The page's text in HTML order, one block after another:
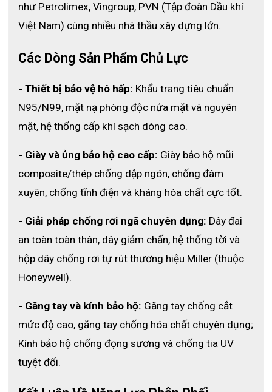
như Petrolimex, Vingroup, PVN (Tập đoàn Dầu khí
Việt Nam) cùng nhiều nhà thầu xây dựng lớn.
Các Dòng Sản Phẩm Chủ Lực
- Thiết bị bảo vệ hô hấp: Khẩu trang tiêu chuẩn
N95/N99, mặt nạ phòng độc nửa mặt và nguyên
mặt, hệ thống cấp khí sạch dòng cao.
- Giày và ủng bảo hộ cao cấp: Giày bảo hộ mũi
composite/thép chống dập ngón, chống đâm
xuyên, chống tĩnh điện và kháng hóa chất cực tốt.
- Giải pháp chống rơi ngã chuyên dụng: Dây đai
an toàn toàn thân, dây giảm chấn, hệ thống tời và
hộp dây chống rơi tự rút thương hiệu Miller (thuộc
Honeywell).
- Găng tay và kính bảo hộ: Găng tay chống cắt
mức độ cao, găng tay chống hóa chất chuyên dụng;
Kính bảo hộ chống đọng sương và chống tia UV
tuyệt đối.